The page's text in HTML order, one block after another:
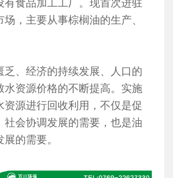
有食品加工工厂。现首次进驻
，主要从事棕榈油的生产、
、经济的持续发展、人口的
水资源价格的不断提高。实施
资源进行回收利用，不仅是促
社会协调发展的需要，也是油
的需要。